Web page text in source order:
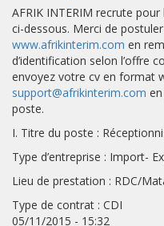
AFRIK INTERIM recrute
ci-dessous. Merci de
www.afrikinterim.com en
d’identification selon l’offre
envoyez votre cv en format
support@afrikinterim.com
poste.
I. Titre du poste :
Type d’entreprise : Import-
Lieu de prestation : RDC/
Type de contrat : CDI
05/11/2015 - 15:32